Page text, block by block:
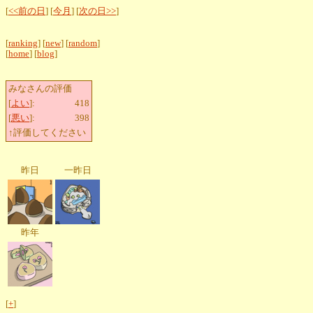
[<<前の日 ] [今月 ] [次の日>>]
[ranking] [new] [random]
[home] [blog]
みなさんの評価
[よい]:
418
[悪い]:
398
↑評価してください
昨日 一昨日
昨年
[+]